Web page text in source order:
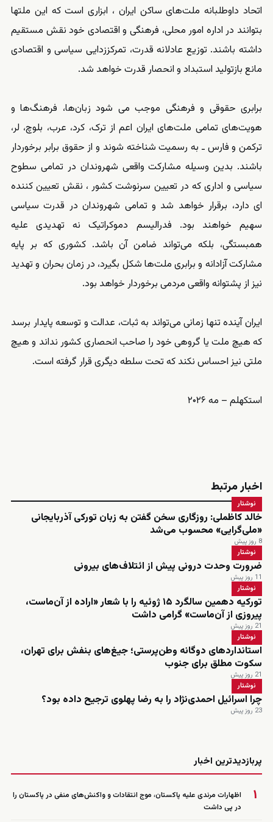
اتحاد داوطلبانه ملت‌های ساکن ایران ، ابزاری است که این ملتها
بتوانند در اداره امور محلی، فرهنگی و اقتصادی خود نقش مستقیم
داشته باشند. توزیع عادلانه قدرت، تمرکززدایی سیاسی و اقتصادی
مانع بازتولید استبداد و انحصار قدرت خواهد شد.
برابری حقوقی و فرهنگی موجب می شود زبان‌ها، فرهنگ‌ها و
هویت‌های تمامی ملت‌های ایران اعم از ترک، کرد، عرب، بلوچ، لر،
ترکمن و فارس ـ به رسمیت شناخته شوند و از حقوق برابر برخوردار
باشند. بدین وسیله مشارکت واقعی شهروندان در تمامی سطوح
سیاسی و اداری که در تعیین سرنوشت کشور ، نقش تعیین کننده
ای دارد، برقرار خواهد شد و تمامی شهروندان در قدرت سیاسی
سهیم خواهند بود. فدرالیسم دموکراتیک نه تهدیدی علیه
همبستگی، بلکه می‌تواند ضامن آن باشد. کشوری که بر پایه
مشارکت آزادانه و برابری ملت‌ها شکل بگیرد، در زمان بحران و تهدید
نیز از پشتوانه واقعی مردمی برخوردار خواهد بود.
ایران آینده تنها زمانی می‌تواند به ثبات، عدالت و توسعه پایدار برسد
که هیچ ملت یا گروهی خود را صاحب انحصاری کشور نداند و هیچ
ملتی نیز احساس نکند که تحت سلطه دیگری قرار گرفته است.
استکهلم – مه ۲۰۲۶
اخبار مرتبط
نوشتار
خالد کاظملی: روزگاری سخن گفتن به زبان تورکی آذربایجانی
«ملی‌گرایی» محسوب می‌شد
8 روز پیش
نوشتار
ضرورت وحدت درونی پیش از ائتلاف‌های بیرونی
11 روز پیش
نوشتار
تورکیه دهمین سالگرد ۱۵ ژوئیه را با شعار «اراده از آن‌ماست،
پیروزی از آن‌ماست» گرامی داشت
21 روز پیش
نوشتار
استانداردهای دوگانه وطن‌پرستی؛ جیغ‌های بنفش برای تهران،
سکوت مطلق برای جنوب
21 روز پیش
نوشتار
چرا اسرائیل احمدی‌نژاد را به رضا پهلوی ترجیح داده بود؟
23 روز پیش
پربازدیدترین اخبار
۱
اظهارات مرندی علیه پاکستان، موج انتقادات و واکنش‌های منفی در پاکستان را
در پی داشت